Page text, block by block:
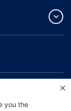
Plan 계약을 체결한
you the